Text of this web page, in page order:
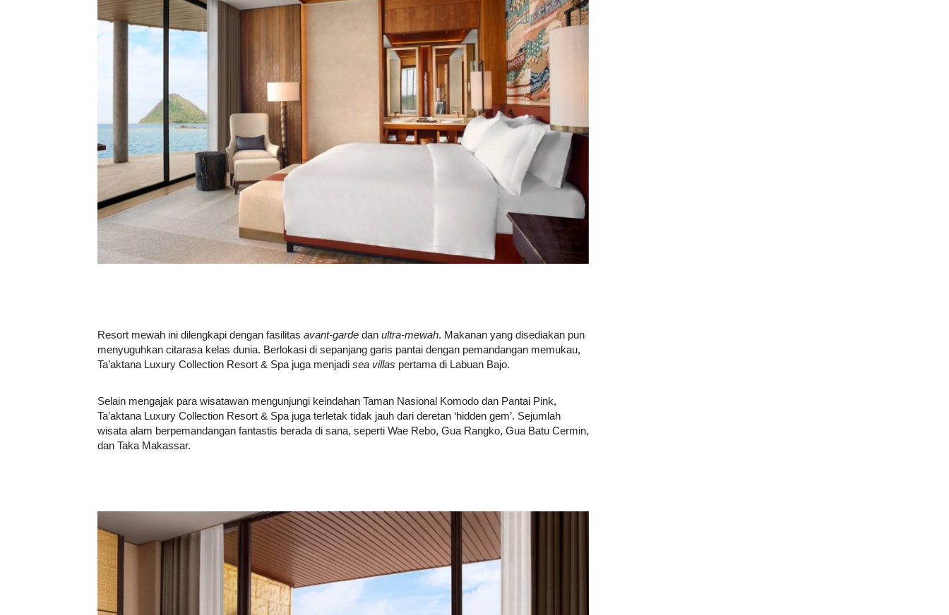
Resort mewah ini dilengkapi dengan fasilitas avant-garde dan ultra-mewah. Makanan yang disediakan pun
menyuguhkan citarasa kelas dunia. Berlokasi di sepanjang garis pantai dengan pemandangan memukau,
Ta’aktana Luxury Collection Resort & Spa juga menjadi sea villas pertama di Labuan Bajo.
Selain mengajak para wisatawan mengunjungi keindahan Taman Nasional Komodo dan Pantai Pink,
Ta’aktana Luxury Collection Resort & Spa juga terletak tidak jauh dari deretan ‘hidden gem’. Sejumlah
wisata alam berpemandangan fantastis berada di sana, seperti Wae Rebo, Gua Rangko, Gua Batu Cermin,
dan Taka Makassar.